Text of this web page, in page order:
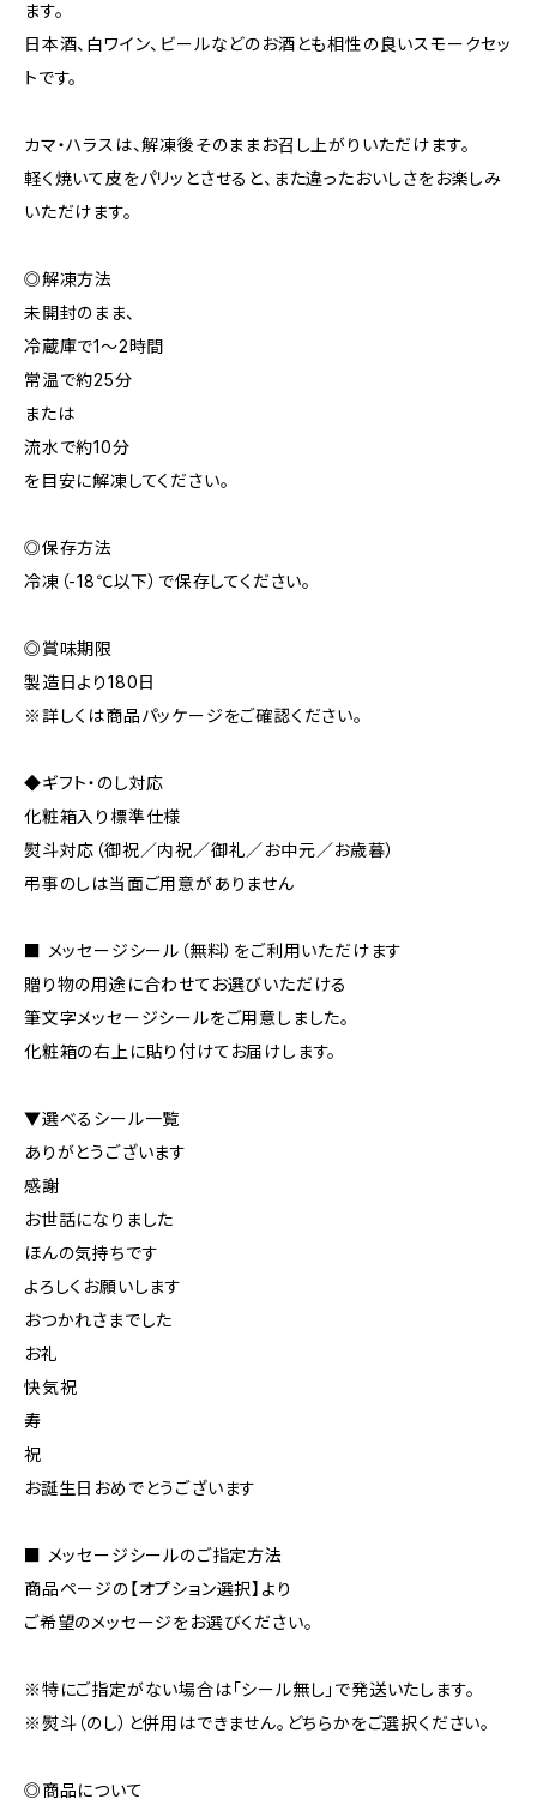
ます。
日本酒、白ワイン、ビールなどのお酒とも相性の良いスモークセッ
トです。
カマ・ハラスは、解凍後そのままお召し上がりいただけます。
軽く焼いて皮をパリッとさせると、また違ったおいしさをお楽しみ
いただけます。
◎解凍方法
未開封のまま、
冷蔵庫で1〜2時間
常温で約25分
または
流水で約10分
を目安に解凍してください。
◎保存方法
冷凍（-18℃以下）で保存してください。
◎賞味期限
製造日より180日
※詳しくは商品パッケージをご確認ください。
◆ギフト・のし対応
化粧箱入り標準仕様
熨斗対応（御祝／内祝／御礼／お中元／お歳暮）
弔事のしは当面ご用意がありません
■ メッセージシール（無料）をご利用いただけます
贈り物の用途に合わせてお選びいただける
筆文字メッセージシールをご用意しました。
化粧箱の右上に貼り付けてお届けします。
▼選べるシール一覧
ありがとうございます
感謝
お世話になりました
ほんの気持ちです
よろしくお願いします
おつかれさまでした
お礼
快気祝
寿
祝
お誕生日おめでとうございます
■ メッセージシールのご指定方法
商品ページの【オプション選択】より
ご希望のメッセージをお選びください。
※特にご指定がない場合は「シール無し」で発送いたします。
※熨斗（のし）と併用はできません。どちらかをご選択ください。
◎商品について